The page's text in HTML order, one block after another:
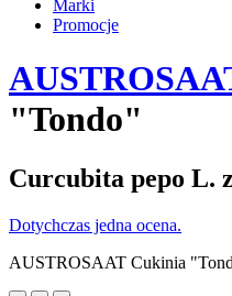
Marki
Promocje
"Tondo"
Curcubita pepo L.
Dotychczas jedna ocena.
AUSTROSAAT Cukinia